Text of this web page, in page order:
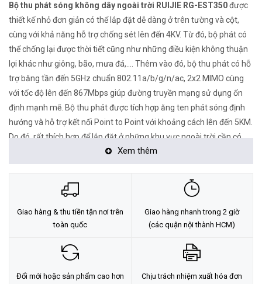
Bộ thu phát sóng không dây ngoài trời RUIJIE RG-EST350được
thiết kế nhỏ đơn giản có thể lắp đặt dễ dàng ở trên tường và cột,
cùng với khả năng hỗ trợ chống sét lên đến 4KV. Từ đó, bộ phát có
thể chống lại được thời tiết cũng như những điều kiện không thuận
lợi khác như giông, bão, mưa đá,.... Thêm vào đó, bộ thu phát có hỗ
trợ băng tần đến 5GHz chuẩn 802.11a/b/g/n/ac, 2x2 MIMO cùng
với tốc độ lên đến 867Mbps giúp đường truyền mạng sử dụng ổn
định mạnh mẽ. Bộ thu phát được tích hợp ăng ten phát sóng định
hướng và hỗ trợ kết nối Point to Point với khoảng cách lên đến 5KM.
Do đó, rất thích hợp để lắp đặt ở những khu vực ngoài trời cần có
đường truyền tín hiệu xa như đường phố, các khu vực không
thể triển khai cáp của nhà cung cấp dịch vụ mạng...
Xem thêm
Giao hàng & thu tiền tận nơi trên
toàn quốc
Giao hàng nhanh trong 2 giờ
(các quận nội thành HCM)
Đổi mới hoặc sản phẩm cao hơn
Chịu trách nhiệm xuất hóa đơn